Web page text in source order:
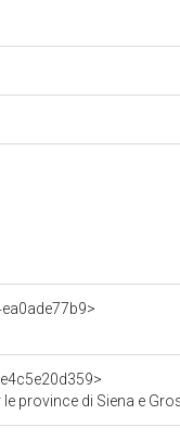
province di Siena e